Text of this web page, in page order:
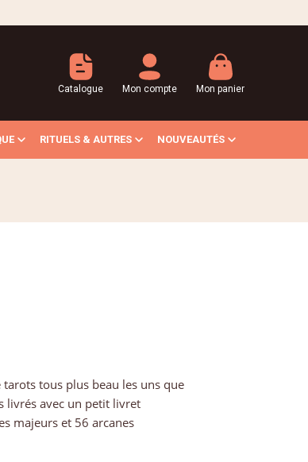
Catalogue Mon compte Mon panier
RITUELS & AUTRES NOUVEAUTÉS
tous plus beau les uns que
livrés avec un petit livret
majeurs et 56 arcanes